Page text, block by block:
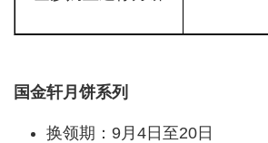
国金轩月饼系列
换领期：9月4日至20日